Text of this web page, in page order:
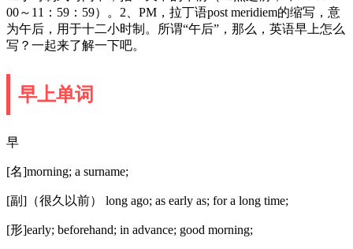
00～11：59：59）。2、PM，拉丁语post meridiem的缩写，意
为午后，用于十二小时制。所谓“午后”，那么，英语早上怎么
写？一起来了解一下吧。
早上单词
早
[名]morning; a surname;
[副]（很久以前） long ago; as early as; for a long time;
[形]early; beforehand; in advance; good morning;